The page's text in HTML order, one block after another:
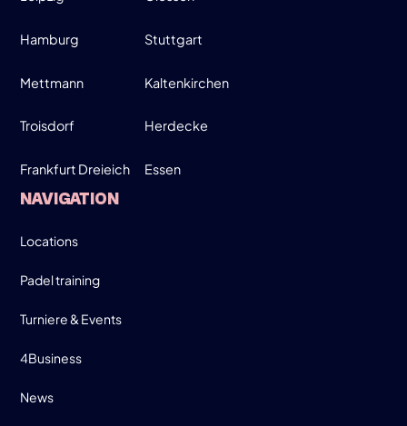
MARCH
MOVE UP, MOVE DOWN - MEN ONLY!
19:00-21:30
SIGN UP
Hamburg Stuttgart
Mettmann Kaltenkirchen
Troisdorf Herdecke
Frankfurt Dreieich Essen
NAVIGATION
Locations
Padel training
Turniere & Events
4Business
News